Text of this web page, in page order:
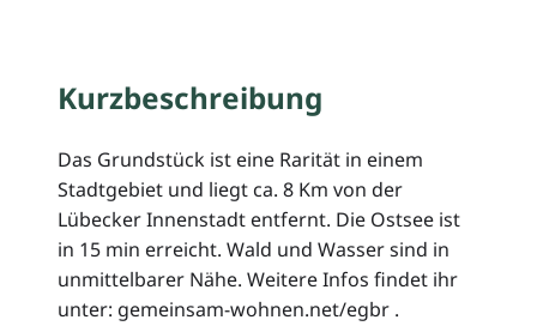
Kurzbeschreibung
Das Grundstück ist eine Rarität in einem
Stadtgebiet und liegt ca. 8 Km von der
Lübecker Innenstadt entfernt. Die Ostsee ist
in 15 min erreicht. Wald und Wasser sind in
unmittelbarer Nähe. Weitere Infos findet ihr
unter: gemeinsam-wohnen.net/egbr .